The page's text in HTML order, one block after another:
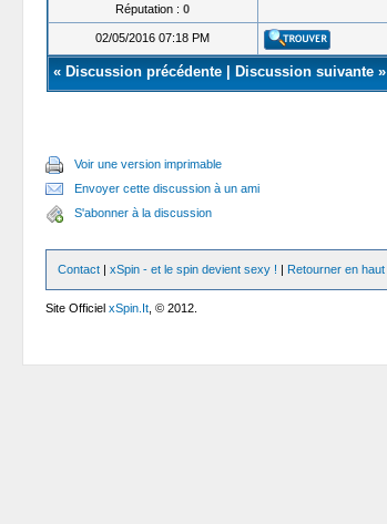
Réputation : 0
02/05/2016 07:18 PM
« Discussion précédente| Discussion suivante»
Voir une version imprimable
Envoyer cette discussion à un ami
S'abonner à la discussion
Contact |xSpin - et le spin devient sexy ! | Retourner en haut
Site OfficielxSpin.It , © 2012.